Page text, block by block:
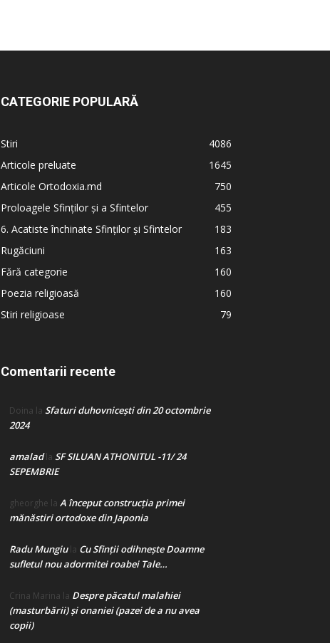
CATEGORIE POPULARĂ
Stiri
4086
Articole preluate
1645
Articole Ortodoxia.md
750
Proloagele Sfinților și a Sfintelor
455
6. Acatiste închinate Sfinților și Sfintelor
183
Rugăciuni
163
Fără categorie
160
Poezia religioasă
160
Stiri religioase
79
Comentarii recente
Doina la Sfaturi duhovnicești din 20 octombrie
2024
amaladla SF SILUAN ATHONITUL -11/ 24
SEPEMBRIE
gheorghe la A început construcţia primei
mănăstiri ortodoxe din Japonia
Radu Mungiula Cu Sfinții odihnește Doamne
sufletul nou adormitei roabei Tale…
Crina Marina la Despre păcatul malahiei
(masturbării) şi onaniei (pazei de a nu avea
copii)